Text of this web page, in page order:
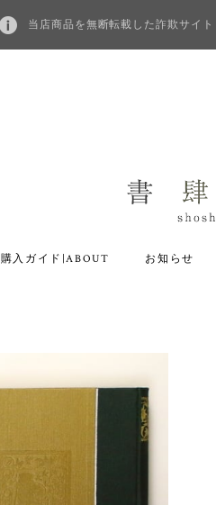
当店商品を無断転載した詐欺サイ
購入ガイド|ABOUT お知らせ